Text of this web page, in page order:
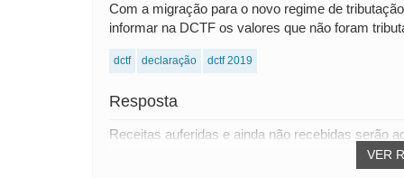
Com a migração para o novo regime de
informar na DCTF os valores que não foram
dctf declaração dctf 2019
Resposta
VER
Receitas auferidas e ainda não recebidas serão